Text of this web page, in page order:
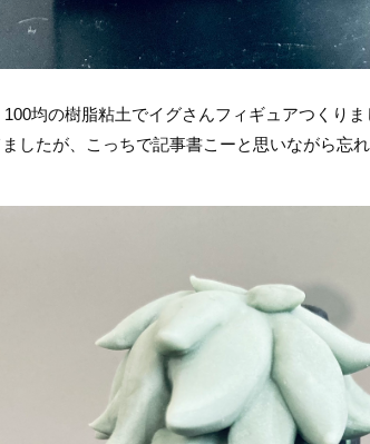
100均の樹脂粘土でイグさんフィギュアつくり
したが、こっちで記事書こーと思いながら忘